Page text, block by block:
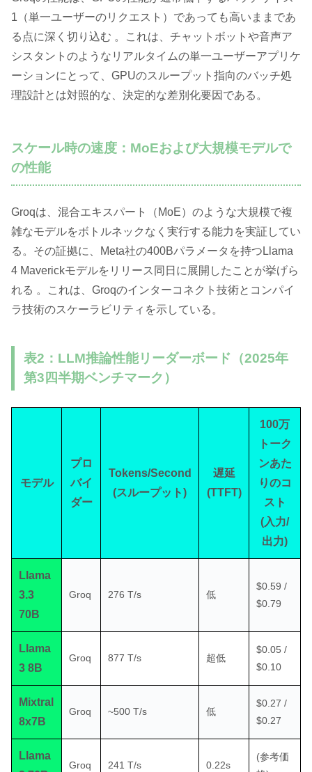
1（単一ユーザーのリクエスト）であっても高いままであ
る点に深く切り込む 。これは、チャットボットや音声ア
シスタントのようなリアルタイムの単一ユーザーアプリケ
ーションにとって、GPUのスループット指向のバッチ処
理設計とは対照的な、決定的な差別化要因である。
スケール時の速度：MoEおよび大規模モデルで
の性能
Groqは、混合エキスパート（MoE）のような大規模で複
雑なモデルをボトルネックなく実行する能力を実証してい
る。その証拠に、Meta社の400Bパラメータを持つLlama
4 Maverickモデルをリリース同日に展開したことが挙げら
れる 。これは、Groqのインターコネクト技術とコンパイ
ラ技術のスケーラビリティを示している。
表2：LLM推論性能リーダーボード（2025年
第3四半期ベンチマーク）
モデル
プロ
バイ
ダー
Tokens/Second
(スループット)
遅延
(TTFT)
100万
トーク
ンあた
りのコ
スト
(入力/
出力)
Llama
3.3
70B
Groq 276 T/s 低
$0.59 /
$0.79
Llama
3 8B
Groq 877 T/s 超低
$0.05 /
$0.10
Mixtral
8x7B
Groq ~500 T/s 低
$0.27 /
$0.27
Llama
Groq 241 T/s 0.22s
(参考価